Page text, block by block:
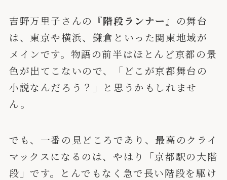
吉野万里子さんの 『階段ランナー』 の舞台
は、東京や横浜、鎌倉といった関東地域が
メインです。物語の前半はほとんど京都の景
色が出てこないので、「どこが京都舞台の
小説なんだろう？」と思うかもしれませ
ん。
でも、一番の見どころであり、最高のクライ
マックスになるのは、やはり「京都駅の大階
段」です。とんでもなく急で長い階段を駆け